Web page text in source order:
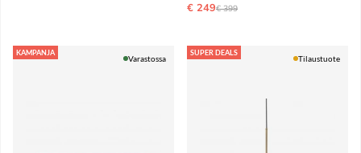
€ 249Normaali hinta
€ 399
KAMPANJA
Varastossa
SUPER DEALS
Tilaustuote